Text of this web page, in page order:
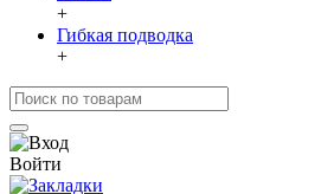
+
Гибкая подводка
+
Войти